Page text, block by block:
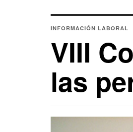
INFORMACIÓN LABORAL
VIII
las